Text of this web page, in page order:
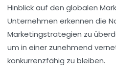
Hinblick auf den globalen
Unternehmen erkennen die
Marketingstrategien zu
um in einer zunehmend
konkurrenzfähig zu bleiben.